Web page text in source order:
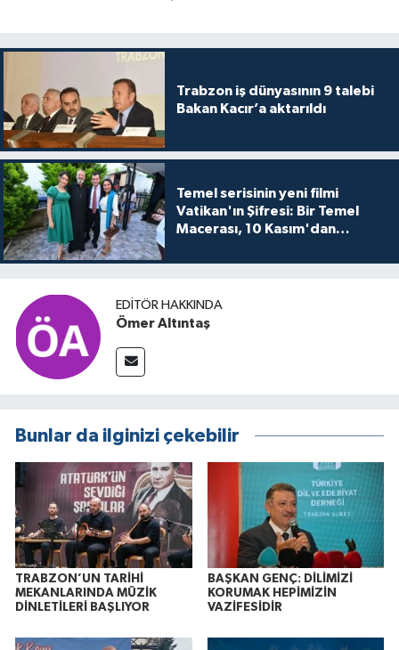
Trabzon iş dünyasının 9 talebi
Bakan Kacır’a aktarıldı
Temel serisinin yeni filmi
Vatikan'ın Şifresi: Bir Temel
Macerası, 10 Kasım'dan
buluşuyo
EDITÖR HAKKINDA
Ömer Altıntaş
Bunlar da ilginizi çekebilir
TRABZON’UN TARİHİ
MEKANLARINDA MÜZİK
DİNLETİLERİ BAŞLIYOR
BAŞKAN GENÇ: DİLİMİZİ
KORUMAK HEPİMİZİN
VAZİFESİDİR